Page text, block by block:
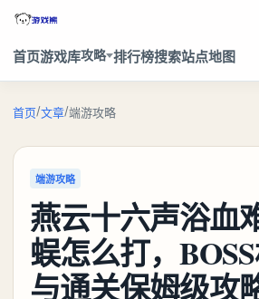
首页游戏库攻略 排行榜搜索站点地图
首页/文章/端游攻略
端游攻略
燕云十六声浴血
蜈怎么打，
与通关保姆级攻